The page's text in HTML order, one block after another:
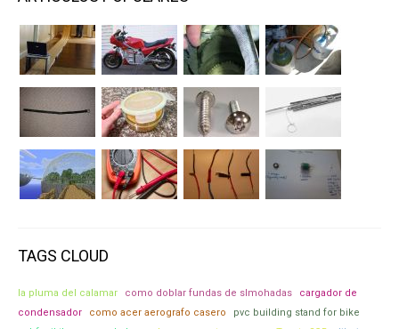
TAGS CLOUD
la pluma del calamar como doblar fundas de slmohadas
cargador de
condensador
como acer aerografo casero
pvc building stand for bike